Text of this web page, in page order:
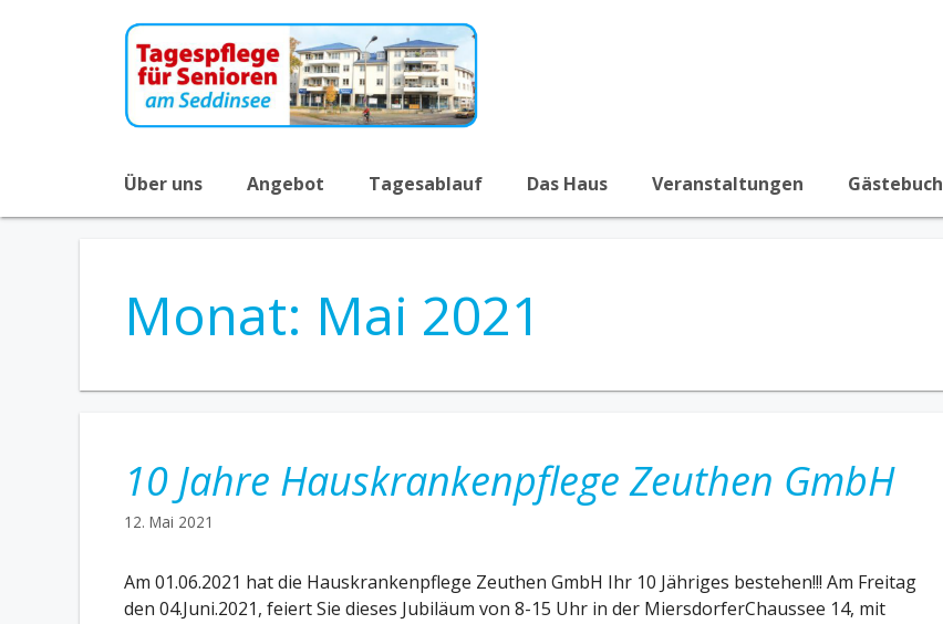
Über uns Angebot Tagesablauf Das Haus Veranstaltungen Gästebuch
Monat: Mai 2021
10 Jahre Hauskrankenpflege Zeuthen GmbH
12. Mai 2021
Am 01.06.2021 hat die Hauskrankenpflege Zeuthen GmbH Ihr 10 Jähriges bestehen!!! Am Freitag
den 04.Juni.2021, feiert Sie dieses Jubiläum von 8-15 Uhr in der MiersdorferChaussee 14, mit